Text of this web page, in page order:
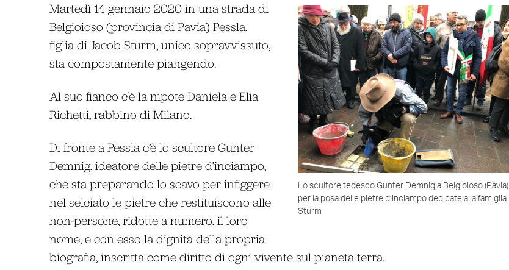
Lo scultore tedesco Gunter Demnig a Belgioioso (Pavia)
per la posa delle pietre d’inciampo dedicate alla famiglia
Sturm
Martedì 14 gennaio 2020 in una strada di
Belgioioso (provincia di Pavia) Pessla,
figlia di Jacob Sturm, unico sopravvissuto,
sta compostamente piangendo.
Al suo fianco c’è la nipote Daniela e Elia
Richetti, rabbino di Milano.
Di fronte a Pessla c’è lo scultore Gunter
Demnig, ideatore delle pietre d’inciampo,
che sta preparando lo scavo per infiggere
nel selciato le pietre che restituiscono alle
non-persone, ridotte a numero, il loro
nome, e con esso la dignità della propria
biografia, inscritta come diritto di ogni vivente sul pianeta terra.